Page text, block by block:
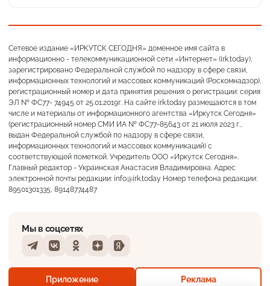
Преимущественно ясно
Сетевое издание «ИРКУТСК СЕГОДНЯ» доменное имя сайта в
информационно - телекоммуникационной сети «Интернет» (irk.today),
зарегистрировано Федеральной службой по надзору в сфере связи,
информационных технологий и массовых коммуникаций (Роскомнадзор),
регистрационный номер и дата принятия решения о регистрации: серия
ЭЛ № ФС77- 74945 от 25.01.2019г. На сайте irk.today размещаются в том
числе и материалы от информационного агентства «Иркутск Сегодня»
(регистрационный номер СМИ ИА № ФС77-85643 от 21 июля 2023 г.,
выдан Федеральной службой по надзору в сфере связи,
информационных технологий и массовых коммуникаций) с
соответствующей пометкой. Учредитель ООО «Иркутск Сегодня».
Главный редактор - Украинская Анастасия Владимировна. Адрес
электронной почты редакции: info@irk.today Номер телефона редакции:
89501301335, 89148774487
Мы в соцсетях
TelegramVKontakteOdnoklassniki
DzenYandex
Приложение Реклама